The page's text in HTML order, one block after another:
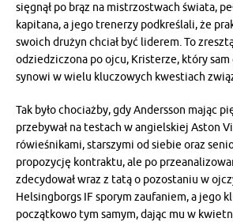
sięgnął po brąz na mistrzostwach świata,
kapitana, a jego trenerzy podkreślali, że
swoich drużyn chciał być liderem. To
odziedziczona po ojcu, Kristerze, który sam
synowi w wielu kluczowych kwestiach
Tak było chociażby, gdy Andersson mając
przebywał na testach w angielskiej Aston
rówieśnikami, starszymi od siebie oraz
propozycję kontraktu, ale po
zdecydował wraz z tatą o pozostaniu w
Helsingborgs IF sporym zaufaniem, a jego
początkowo tym samym, dając mu w